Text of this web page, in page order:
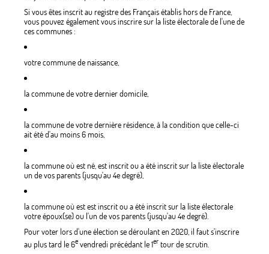
Si vous êtes inscrit au registre des Français établis hors de France,
vous pouvez également vous inscrire sur la liste électorale de l'une de
ces communes :
votre commune de naissance,
la commune de votre dernier domicile,
la commune de votre dernière résidence, à la condition que celle-ci
ait été d'au moins 6 mois,
la commune où est né, est inscrit ou a été inscrit sur la liste électorale
un de vos parents (jusqu'au 4e degré),
la commune où est est inscrit ou a été inscrit sur la liste électorale
votre époux(se) ou l'un de vos parents (jusqu'au 4e degré).
Pour voter lors d'une élection se déroulant en 2020, il faut s'inscrire
au plus tard le 6e vendredi précédant le 1er tour de scrutin.